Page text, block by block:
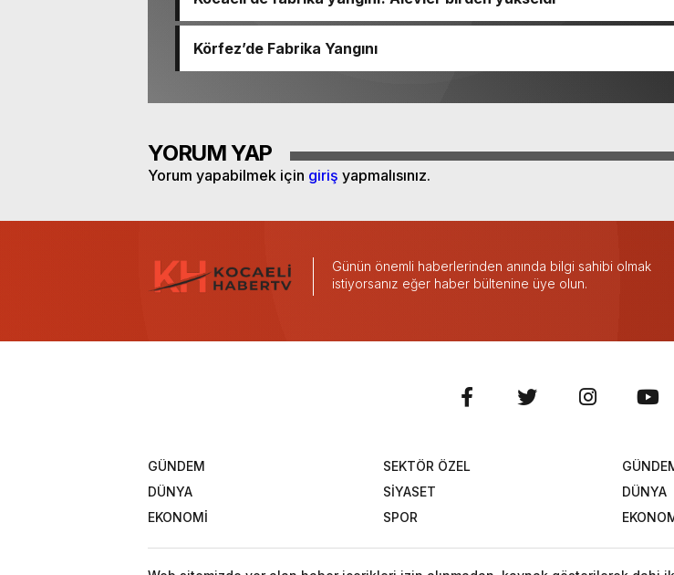
Körfez’de Fabrika Yangını
YORUM YAP
Yorum yapabilmek için giriş yapmalısınız.
Günün önemli haberlerinden anında bilgi sahibi olmak
istiyorsanız eğer haber bültenine üye olun.
GÜNDEM
SEKTÖR ÖZEL
DÜNYA
SİYASET
EKONOMİ
SPOR
DÜNYA